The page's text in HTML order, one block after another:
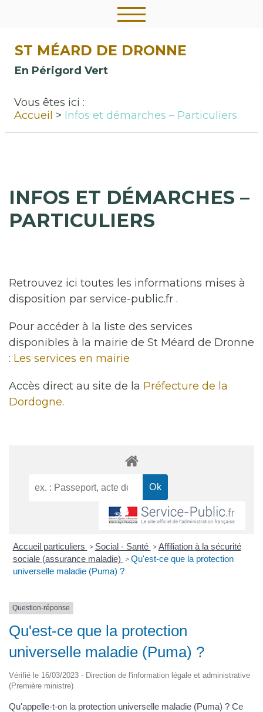
ST MÉARD DE DRONNE
En Périgord Vert
Vous êtes ici :
Accueil
Infos et démarches – Particuliers
INFOS ET DÉMARCHES –
PARTICULIERS
Retrouvez ici toutes les informations mises à
disposition par service-public.fr .
Pour accéder à la liste des services
disponibles à la mairie de St Méard de Dronne
: Les services en mairie
Accès direct au site de la Préfecture de la
Dordogne.
Accueil particuliers > Social - Santé > Affiliation à la sécurité
sociale (assurance maladie) > Qu'est-ce que la protection
universelle maladie (Puma) ?
Question-réponse
Qu'est-ce que la protection
universelle maladie (Puma) ?
Vérifié le 16/03/2023 - Direction de l'information légale et administrative
(Première ministre)
Qu'appelle-t-on la protection universelle maladie (Puma) ? Ce